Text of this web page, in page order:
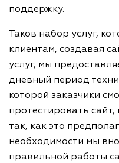
поддержку.
Таков набор услуг,
клиентам, создавая
услуг, мы
дневный период
которой заказчики
протестировать
так, как это
необходимости мы
правильной работы